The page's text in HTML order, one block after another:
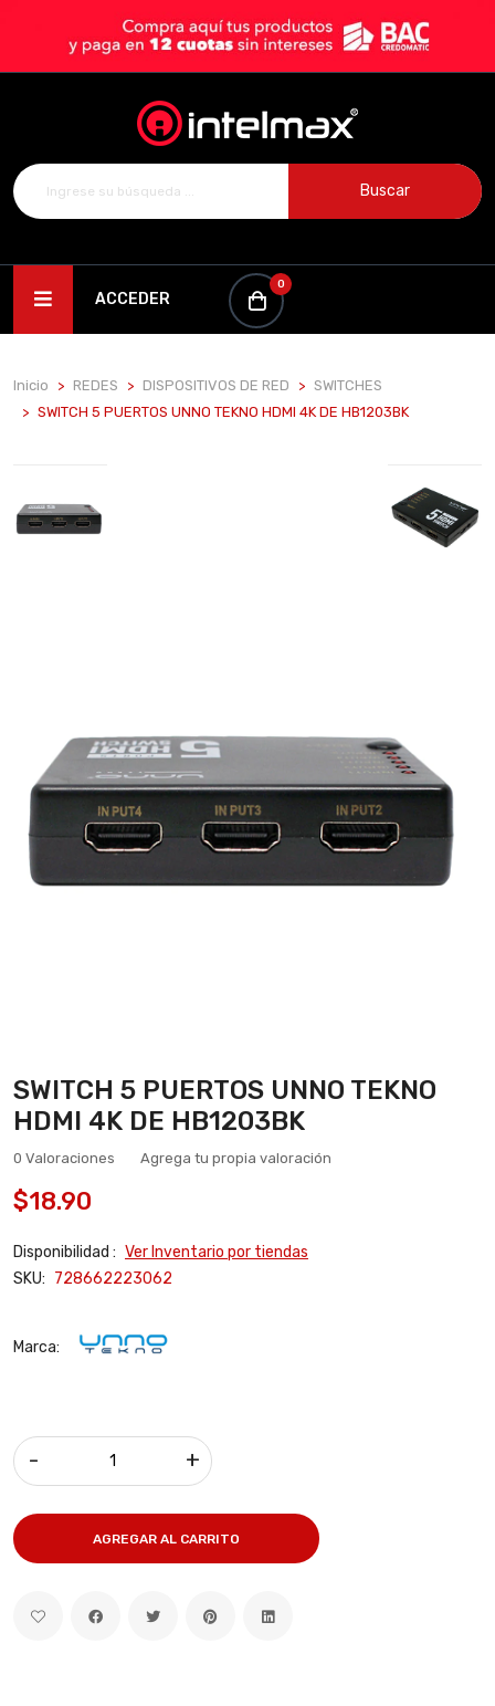
Buscar
ACCEDER
0
Inicio REDES DISPOSITIVOS DE RED
SWITCHES
SWITCH 5 PUERTOS UNNO TEKNO HDMI 4K DE HB1203BK
SWITCH 5 PUERTOS UNNO TEKNO
HDMI 4K DE HB1203BK
0 Valoraciones Agrega tu propia valoración
$18.90
Disponibilidad : Ver Inventario por tiendas
SKU: 728662223062
Marca:
- +
AGREGAR AL CARRITO